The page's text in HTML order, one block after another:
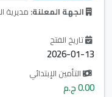
الجهة المعلنة: مديرية
تاريخ الفتح
2026-01-13
التأمين الإبتدائي
0.00 ج.م